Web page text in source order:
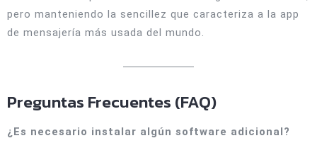
pero manteniendo la sencillez que caracteriza a la app
de mensajería más usada del mundo.
Preguntas Frecuentes (FAQ)
¿Es necesario instalar algún software adicional?